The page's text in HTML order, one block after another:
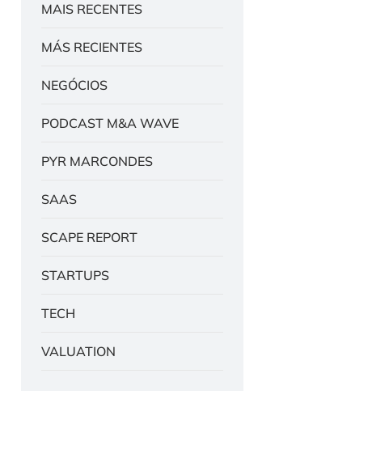
MAIS RECENTES
MÁS RECIENTES
NEGÓCIOS
PODCAST M&A WAVE
PYR MARCONDES
SAAS
SCAPE REPORT
STARTUPS
TECH
VALUATION